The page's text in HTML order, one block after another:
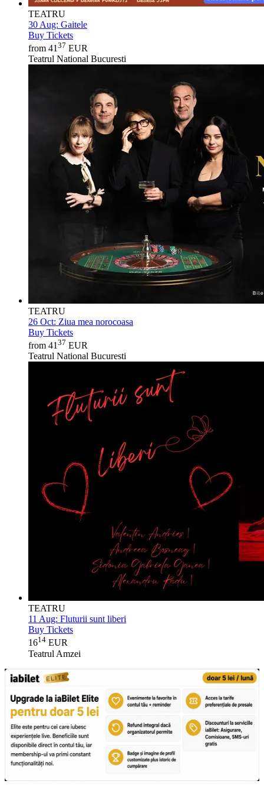
TEATRU
30 Aug: Gaitele
Buy Tickets
from 41 37 EUR
Teatrul National Bucuresti
TEATRU
26 Oct: Ziua mea norocoasa
Buy Tickets
from 41 37 EUR
Teatrul National Bucuresti
TEATRU
11 Aug: Fluturii sunt liberi
Buy Tickets
1614 EUR
Teatrul Amzei